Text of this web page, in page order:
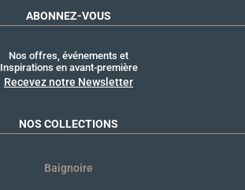
ABONNEZ-VOUS
Nos offres, événements et
Inspirations en avant-première
Recevez notre Newsletter
NOS COLLECTIONS
Baignoire